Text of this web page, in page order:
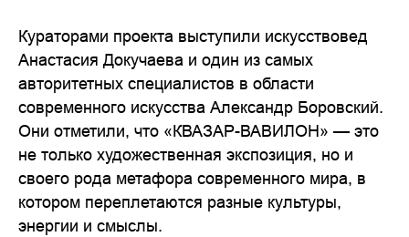
Кураторами проекта выступили искусствовед
Анастасия Докучаева и один из самых
авторитетных специалистов в области
современного искусства Александр Боровский.
Они отметили, что «КВАЗАР-ВАВИЛОН» — это
не только художественная экспозиция, но и
своего рода метафора современного мира, в
котором переплетаются разные культуры,
энергии и смыслы.